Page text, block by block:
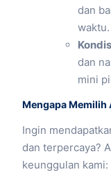
dan
waktu.
dan
mini
Mengapa Memilih
Ingin
dan terpercaya?
keunggulan kami: